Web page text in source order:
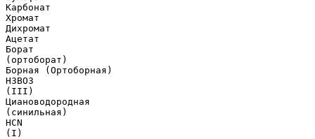
Карбонат
Хромат
Дихромат
Ацетат
Борат
(ортоборат)
Борная (Ортоборная)
H3BO3
(III)
Циановодородная
(синильная)
HCN
(I)